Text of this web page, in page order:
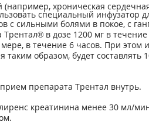
хроническая
специальный инфузатор
с сильными болями в покое, с
в дозе 1200 мг в
в течение 6 часов. При
таким образом, будет
препарата Трентал внутрь.
креатинина менее 30 мл/